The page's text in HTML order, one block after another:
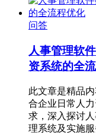
问答
人事管理软
资系统的全
此文章是精品
合企业日常人
求，深入探讨
理系统及实施